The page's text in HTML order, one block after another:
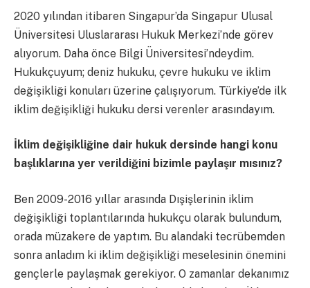
2020 yılından itibaren Singapur’da Singapur Ulusal
Üniversitesi Uluslararası Hukuk Merkezi’nde görev
alıyorum. Daha önce Bilgi Üniversitesi’ndeydim.
Hukukçuyum; deniz hukuku, çevre hukuku ve iklim
değişikliği konuları üzerine çalışıyorum. Türkiye’de ilk
iklim değişikliği hukuku dersi verenler arasındayım.
İklim değişikliğine dair hukuk dersinde hangi konu
başlıklarına yer verildiğini bizimle paylaşır mısınız?
Ben 2009-2016 yıllar arasında Dışişlerinin iklim
değişikliği toplantılarında hukukçu olarak bulundum,
orada müzakere de yaptım. Bu alandaki tecrübemden
sonra anladım ki iklim değişikliği meselesinin önemini
gençlerle paylaşmak gerekiyor. O zamanlar dekanımız